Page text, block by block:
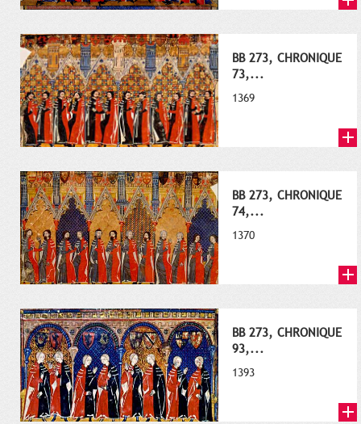
BB 273, CHRONIQUE
73,...
1369
BB 273, CHRONIQUE
74,...
1370
BB 273, CHRONIQUE
93,...
1393